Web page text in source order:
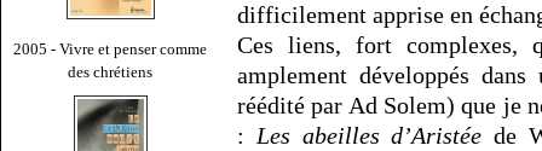
2005 - Vivre et penser comme
des chrétiens
difficilement apprise en
Ces liens, fort complexes,
amplement développés
réédité par Ad Solem) que je
: Les abeilles d’Aristée de